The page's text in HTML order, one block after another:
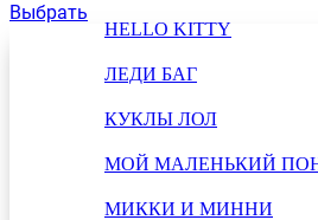
HELLO KITTY
ЛЕДИ БАГ
КУКЛЫ ЛОЛ
МОЙ МАЛЕНЬКИЙ
МИККИ И МИННИ
Выбрать